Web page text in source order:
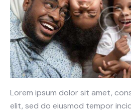
Lorem ipsum dolor sit amet,
elit, sed do eiusmod tempor